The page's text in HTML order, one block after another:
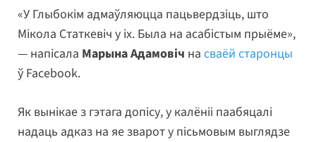
«У Глыбокім адмаўляюцца пацьвердзіць, што
Мікола Статкевіч у іх. Была на асабістым прыёме»,
— напісала Марына Адамовіч на сваёй старонцы
ў Facebook.
Як вынікае з гэтага допісу, у калёніі паабяцалі
надаць адказ на яе зварот у пісьмовым выглядзе